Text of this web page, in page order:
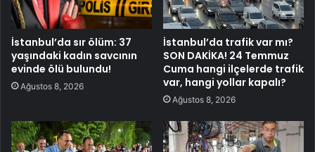
İstanbul’da sır ölüm: 37
yaşındaki kadın savcının
evinde ölü bulundu!
Ağustos 8, 2026
İstanbul’da trafik var mı?
SON DAKİKA! 24 Temmuz
Cuma hangi ilçelerde trafik
var, hangi yollar kapalı?
Ağustos 8, 2026